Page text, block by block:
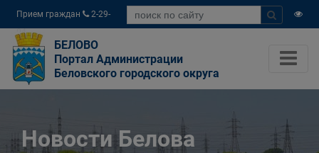
Прием граждан
2-29-
04
БЕЛОВО
Портал Администрации
Беловского городского округа
Новости Белова